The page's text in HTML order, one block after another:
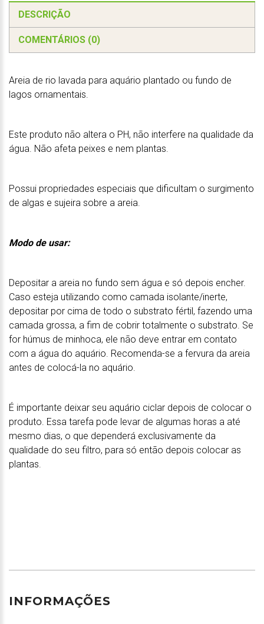
DESCRIÇÃO
COMENTÁRIOS (0)
Areia de rio lavada para aquário plantado ou fundo de
lagos ornamentais.
Este produto não altera o PH, não interfere na qualidade da
água. Não afeta peixes e nem plantas.
Possui propriedades especiais que dificultam o surgimento
de algas e sujeira sobre a areia.
Modo de usar:
Depositar a areia no fundo sem água e só depois encher.
Caso esteja utilizando como camada isolante/inerte,
depositar por cima de todo o substrato fértil, fazendo uma
camada grossa, a fim de cobrir totalmente o substrato. Se
for húmus de minhoca, ele não deve entrar em contato
com a água do aquário. Recomenda-se a fervura da areia
antes de colocá-la no aquário.
É importante deixar seu aquário ciclar depois de colocar o
produto. Essa tarefa pode levar de algumas horas a até
mesmo dias, o que dependerá exclusivamente da
qualidade do seu filtro, para só então depois colocar as
plantas.
INFORMAÇÕES